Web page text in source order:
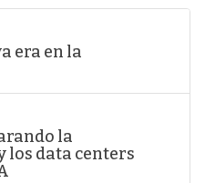
era en la
la
los data centers